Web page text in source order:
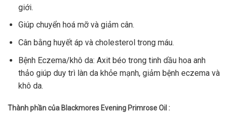
giới.
Giúp chuyển hoá mỡ và giảm cân.
Cân bằng huyết áp và cholesterol trong máu.
Bệnh Eczema/khô da: Axit béo trong tinh dầu hoa anh
thảo giúp duy trì làn da khỏe mạnh, giảm bệnh eczema và
khô da.
Thành phần của Blackmores Evening Primrose Oil :